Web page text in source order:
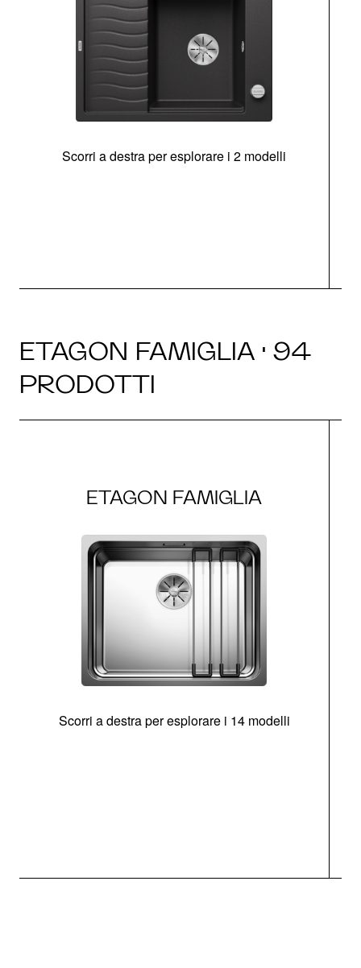
Scorri a destra per esplorare i 2 modelli
ETAGON FAMIGLIA · 94
PRODOTTI
ETAGON FAMIGLIA
Scorri a destra per esplorare i 14 modelli